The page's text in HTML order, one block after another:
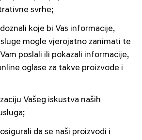
svrhe;
koje bi Vas informacije,
mogle vjerojatno zanimati te
poslali ili pokazali informacije,
oglase za takve proizvode i
Vašeg iskustva naših
da se naši proizvodi i